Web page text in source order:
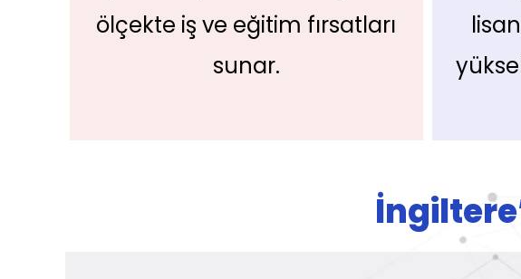
ölçekte iş ve eğitim fırsatları
sunar.